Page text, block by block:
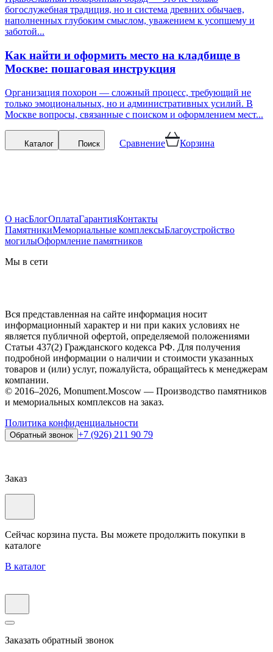
богослужебная традиция, но и система древних обычаев,
наполненных глубоким смыслом, уважением к усопшему и
заботой...
Как найти и оформить место на кладбище в
Москве: пошаговая инструкция
Организация похорон — сложный процесс, требующий не
только эмоциональных, но и административных усилий. В
Москве вопросы, связанные с поиском и оформлением мест...
Каталог Поиск Сравнение Корзина
О насБлогОплатаГарантияКонтакты
ПамятникиМемориальные комплексыБлагоустройство
могилыОформление памятников
Мы в сети
Вся представленная на сайте информация носит
информационный характер и ни при каких условиях не
является публичной офертой, определяемой положениями
Статьи 437(2) Гражданского кодекса РФ. Для получения
подробной информации о наличии и стоимости указанных
товаров и (или) услуг, пожалуйста, обращайтесь к менеджерам
компании.
© 2016–2026, Monument.Moscow — Производство памятников
и мемориальных комплексов на заказ.
Политика конфиденциальности
Обратный звонок +7 (926) 211 90 79
Заказ
Сейчас корзина пуста. Вы можете продолжить покупки в
каталоге
В каталог
Заказать обратный звонок